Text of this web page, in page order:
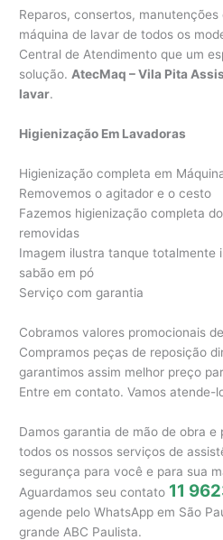
Reparos, consertos,
máquina de lavar de todos os
Central de Atendimento que um
solução.AtecMaq – Vila Pita
lavar.
Higienização Em Lavadoras
Higienização completa em
Removemos o agitador e o cesto
Fazemos higienização completa
removidas
Imagem ilustra tanque totalmente
sabão em pó
Serviço com garantia
Cobramos valores promocionais
Compramos peças de reposição
garantimos assim melhor preço
Entre em contato. Vamos atende-
Damos garantia de mão de obra e
todos os nossos serviços de
segurança para você e para sua
Aguardamos seu contato 11
agende pelo WhatsApp em São
grande ABC Paulista.